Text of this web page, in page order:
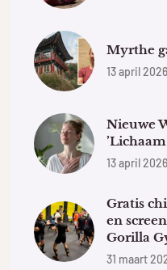
Myrthe
13 april 2026
Nieuwe
13 april 2026
Gratis
en
Gorilla
31 maart